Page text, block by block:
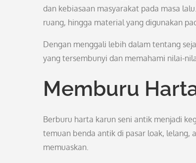
dan kebiasaan masyarakat pada masa
ruang, hingga material yang digunakan
Dengan menggali lebih dalam tentang
yang tersembunyi dan memahami nilai-
Memburu
Berburu harta karun seni antik menjadi
temuan benda antik di pasar loak, lelang,
memuaskan.